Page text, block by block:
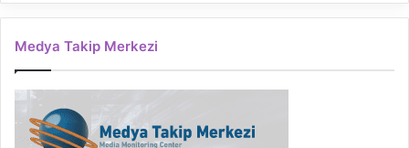
Medya Takip Merkezi